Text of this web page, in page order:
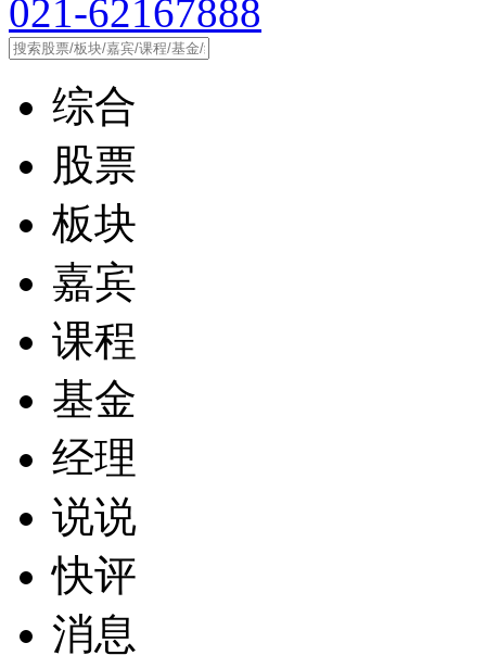
021-62167888
综合
股票
板块
嘉宾
课程
基金
经理
说说
快评
消息